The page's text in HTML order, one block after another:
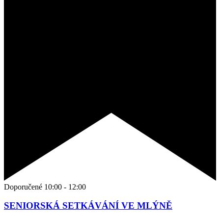
Doporučené 10:00 - 12:00
SENIORSKÁ SETKÁVÁNÍ VE MLÝNĚ